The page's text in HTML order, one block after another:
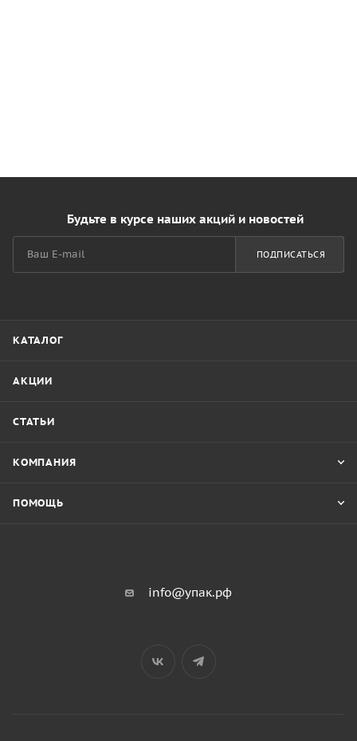
Будьте в курсе наших акций и новостей
ПОДПИСАТЬСЯ
КАТАЛОГ
АКЦИИ
СТАТЬИ
КОМПАНИЯ
ПОМОЩЬ
info@упак.рф